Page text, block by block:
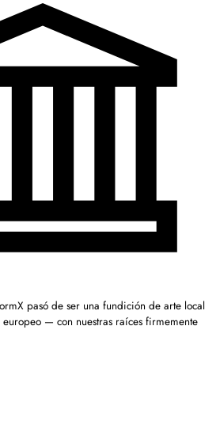
pasó de ser una fundición de arte local
— con nuestras raíces firmemente